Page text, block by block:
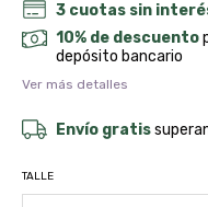
3 cuotas sin
10% de descuento
depósito bancario
Ver más detalles
Envío gratis
TALLE